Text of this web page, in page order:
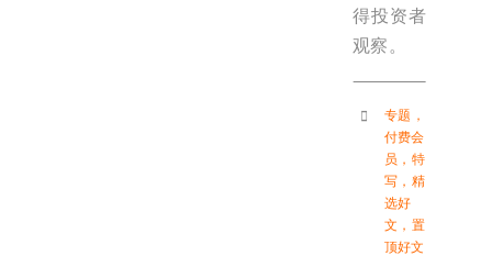
得投资者
观察。
专题 ，
付费会
员 ， 特
写 ， 精
选好
文 ， 置
顶好文